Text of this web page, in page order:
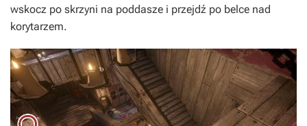
wskocz po skrzyni na poddasze i przejdź po belce nad
korytarzem.